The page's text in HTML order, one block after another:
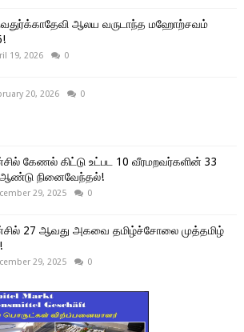
ஆலய வருடாந்த மஹோற்சவம்
19, 2026 0
20, 2026 0
கேணல் கிட்டு உட்பட 10 வீரமறவர்களின் 33
நினைவேந்தல்!
29, 2025 0
27 ஆவது அகவை தமிழ்ச்சோலை முத்தமிழ்
29, 2025 0